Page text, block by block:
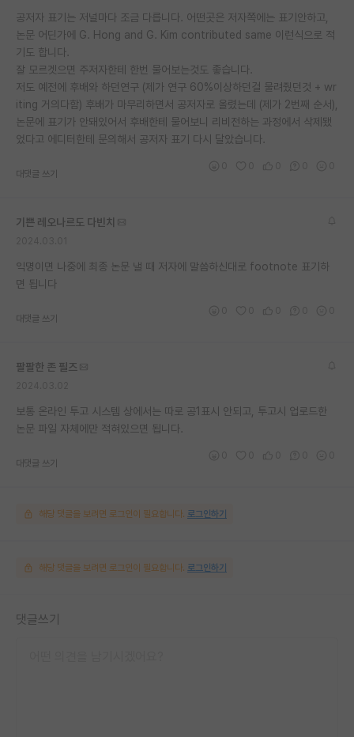
공저자 표기는 저널마다 조금 다릅니다. 어떤곳은 저자쪽에는 표기안하고,
논문 어딘가에 G. Hong and G. Kim contributed same 이런식으로 적
기도 합니다.
잘 모르겟으면 주저자한테 한번 물어보는것도 좋습니다.
저도 예전에 후배와 하던연구 (제가 연구 60%이상하던걸 물려줬던것 + wr
iting 거의다함) 후배가 마무리하면서 공저자로 올렸는데 (제가 2번째 순서),
논문에 표기가 안돼있어서 후배한테 물어보니 리비전하는 과정에서 삭제됐
었다고 에디터한테 문의해서 공저자 표기 다시 달았습니다.
대댓글 쓰기
기쁜 레오나르도 다빈치
익명이면 나중에 최종 논문 낼 때 저자에 말씀하신대로 footnote 표기하
면 됩니다
대댓글 쓰기
팔팔한 존 필즈
보통 온라인 투고 시스템 상에서는 따로 공1표시 안되고, 투고시 업로드한
논문 파일 자체에만 적혀있으면 됩니다.
대댓글 쓰기
해당 댓글을 보려면 로그인이 필요합니다. 로그인하기
해당 댓글을 보려면 로그인이 필요합니다. 로그인하기
댓글쓰기